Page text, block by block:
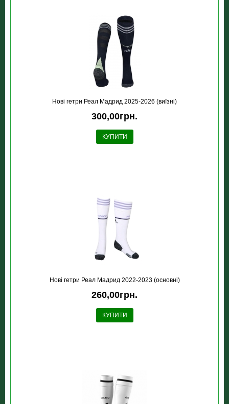
Новi гетри Реал Мадрид 2025-2026 (виїзні)
300,00грн.
КУПИТИ
Новi гетри Реал Мадрид 2022-2023 (основні)
260,00грн.
КУПИТИ